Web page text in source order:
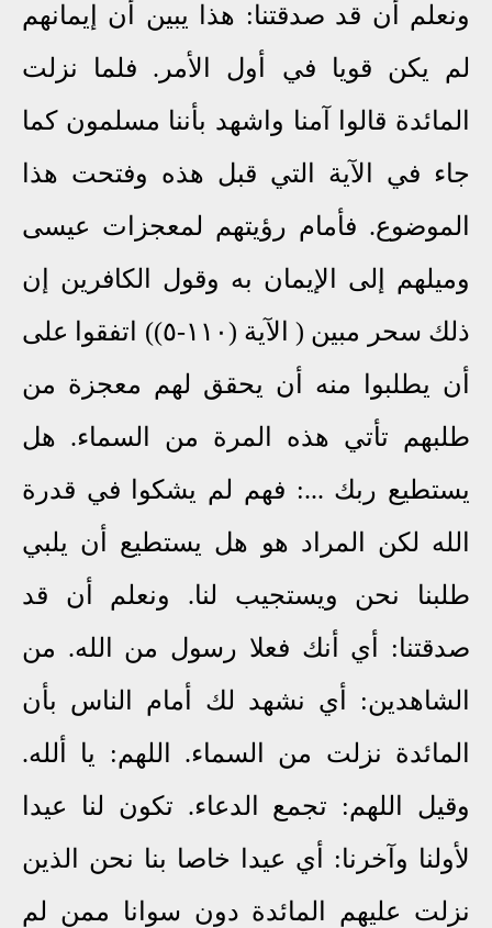
ونعلم أن قد صدقتنا: هذا يبين أن إيمانهم
لم يكن قويا في أول الأمر. فلما نزلت
المائدة قالوا آمنا واشهد بأننا مسلمون كما
جاء في الآية التي قبل هذه وفتحت هذا
الموضوع. فأمام رؤيتهم لمعجزات عيسى
وميلهم إلى الإيمان به وقول الكافرين إن
ذلك سحر مبين ( الآية (١١٠-٥)) اتفقوا على
أن يطلبوا منه أن يحقق لهم معجزة من
طلبهم تأتي هذه المرة من السماء. هل
يستطيع ربك ...: فهم لم يشكوا في قدرة
الله لكن المراد هو هل يستطيع أن يلبي
طلبنا نحن ويستجيب لنا. ونعلم أن قد
صدقتنا: أي أنك فعلا رسول من الله. من
الشاهدين: أي نشهد لك أمام الناس بأن
المائدة نزلت من السماء. اللهم: يا ألله.
وقيل اللهم: تجمع الدعاء. تكون لنا عيدا
لأولنا وآخرنا: أي عيدا خاصا بنا نحن الذين
نزلت عليهم المائدة دون سوانا ممن لم